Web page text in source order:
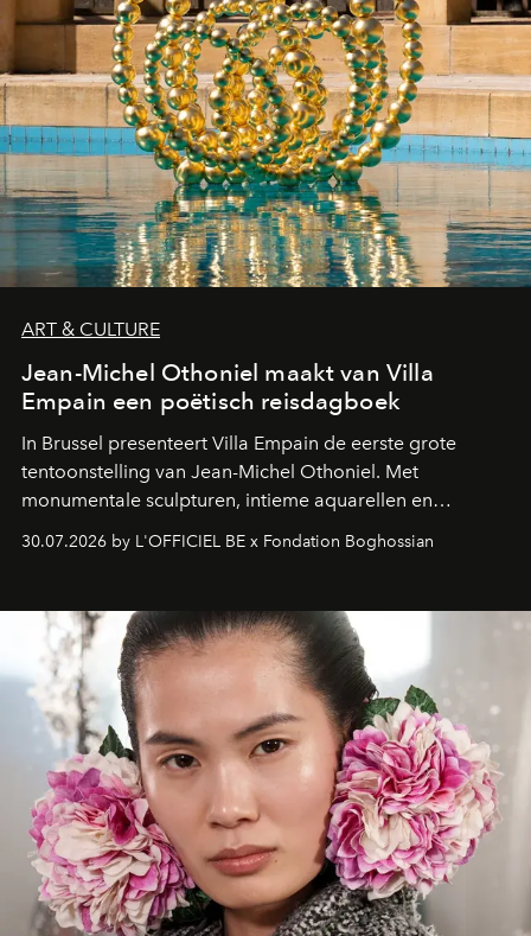
ART & CULTURE
Jean-Michel Othoniel maakt van Villa
Empain een poëtisch reisdagboek
In Brussel presenteert Villa Empain de eerste grote
tentoonstelling van Jean-Michel Othoniel. Met
monumentale sculpturen, intieme aquarellen en
fonkelend Murano-glas creëert de Franse kunstenaar
een emotionele reis waarin elk werk de herinnering
moment van verwondering.
30.07.2026 by L'OFFICIEL BE x Fondation Boghossian